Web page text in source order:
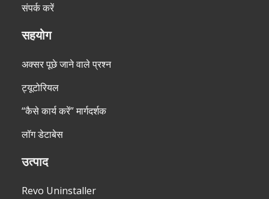
संपर्क करें
सहयोग
अक्सर पूछे जाने वाले प्रश्न
ट्यूटोरियल
“कैसे कार्य करें” मार्गदर्शक
लॉग डेटाबेस
उत्पाद
Revo Uninstaller